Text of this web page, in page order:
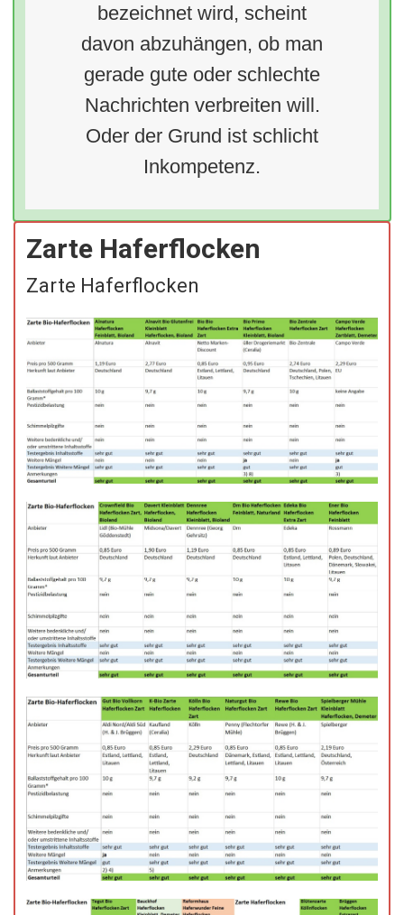
bezeichnet wird, scheint
davon abzuhängen, ob man
gerade gute oder schlechte
Nachrichten verbreiten will.
Oder der Grund ist schlicht
Inkompetenz.
Zarte Haferflocken
Zarte Haferflocken